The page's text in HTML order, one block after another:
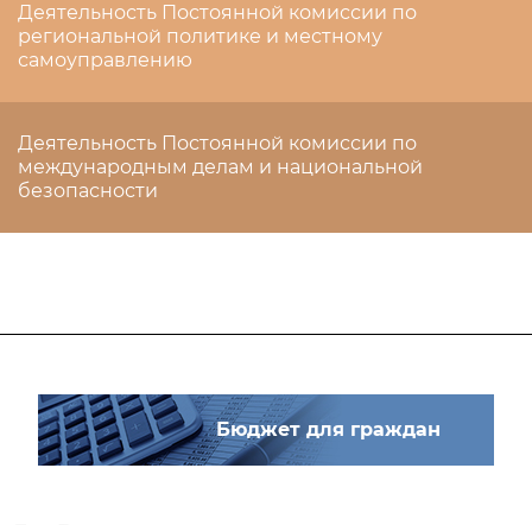
Деятельность Постоянной комиссии по
региональной политике и местному
самоуправлению
Деятельность Постоянной комиссии по
международным делам и национальной
безопасности
Бюджет для граждан